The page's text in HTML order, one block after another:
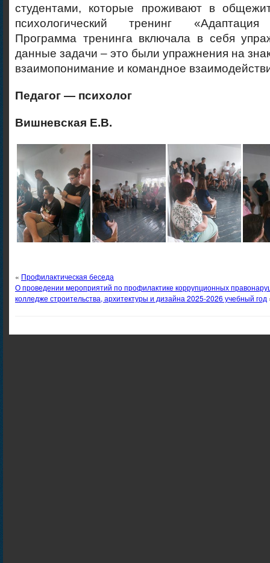
студентами, которые проживают в
психологический тренинг «Адаптация
Программа тренинга включала в себя
данные задачи – это были упражнения на
взаимопонимание и командное
Педагог — психолог
Вишневская Е.В.
« Профилактическая беседа
О проведении мероприятий по профилактике коррупционных
колледже строительства, архитектуры и дизайна 2025-2026 учебный год